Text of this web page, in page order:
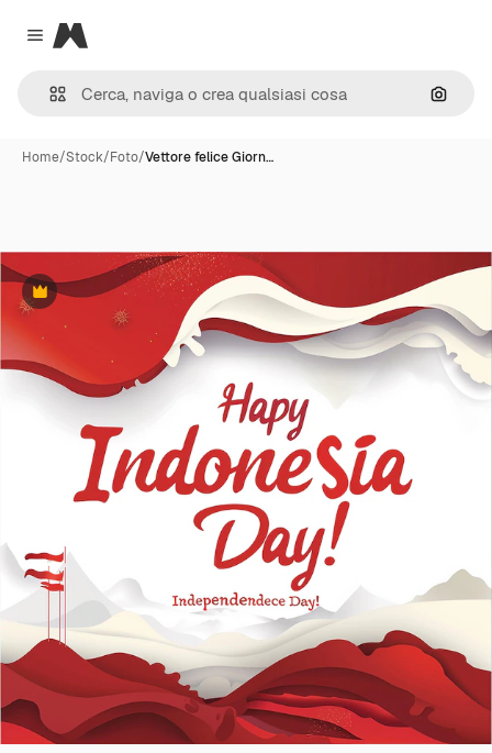
Close menu
Magnific
Cerca
Home/Stock/Foto/Vettore felice Giorn…
Premium